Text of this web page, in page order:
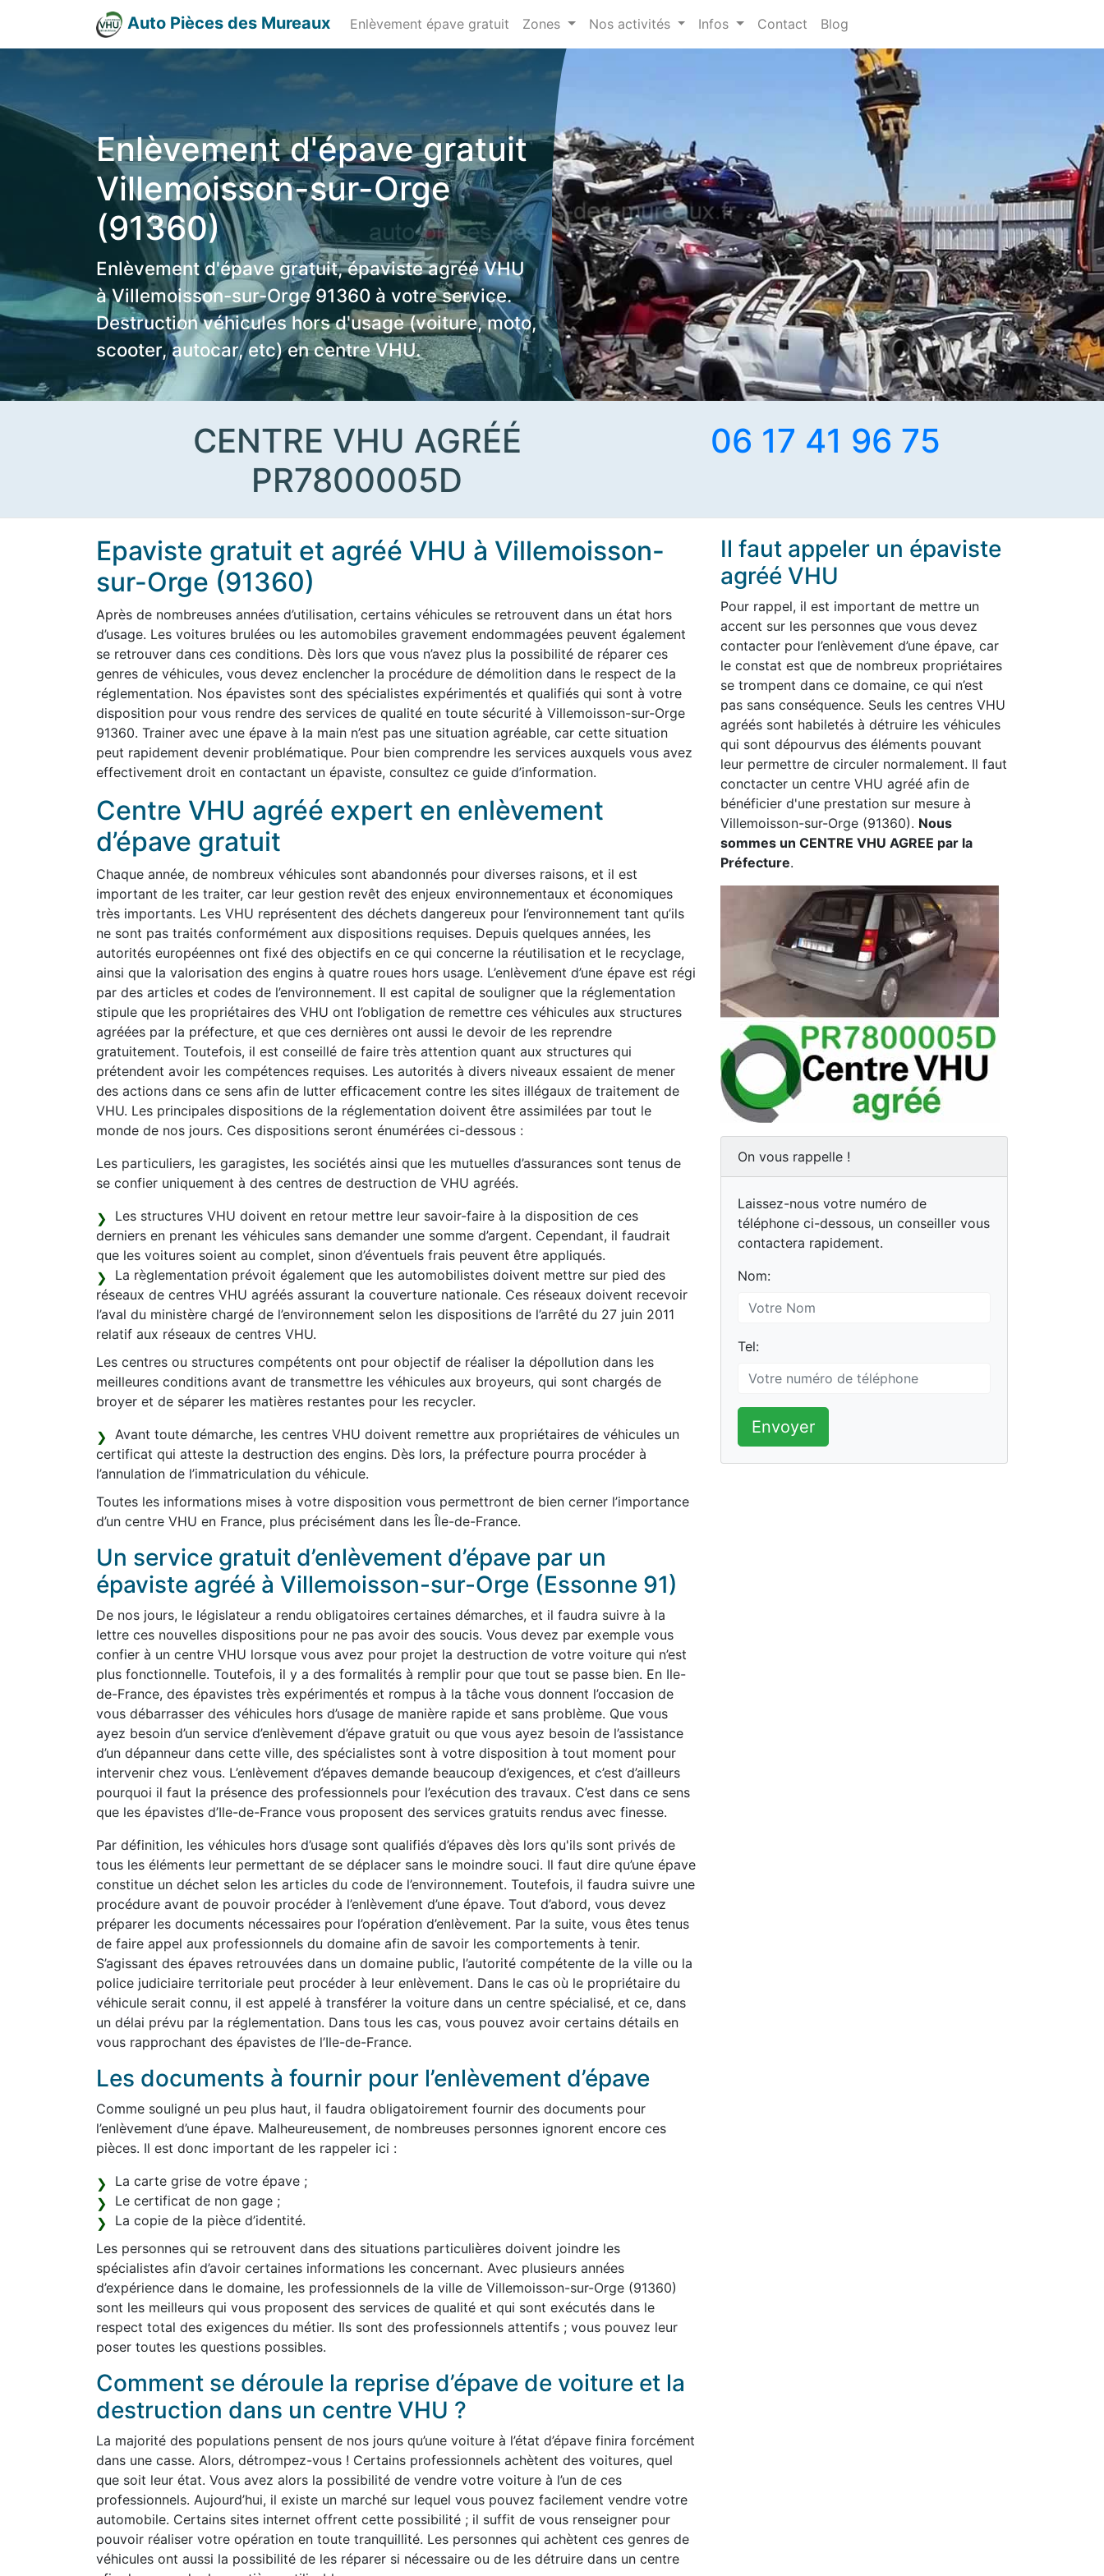
Auto Pièces des Mureaux Enlèvement épave gratuit Zones Nos activités Infos Contact Blog
Enlèvement d'épave gratuit
Villemoisson-sur-Orge
(91360)
Enlèvement d'épave gratuit, épaviste agréé VHU
à Villemoisson-sur-Orge 91360 à votre service.
Destruction véhicules hors d'usage (voiture, moto,
scooter, autocar, etc) en centre VHU.
CENTRE VHU AGRÉÉ
PR7800005D
06 17 41 96 75
Epaviste gratuit et agréé VHU à Villemoisson-
sur-Orge (91360)
Après de nombreuses années d’utilisation, certains véhicules se retrouvent dans un état hors
d’usage. Les voitures brulées ou les automobiles gravement endommagées peuvent également
se retrouver dans ces conditions. Dès lors que vous n’avez plus la possibilité de réparer ces
genres de véhicules, vous devez enclencher la procédure de démolition dans le respect de la
réglementation. Nos épavistes sont des spécialistes expérimentés et qualifiés qui sont à votre
disposition pour vous rendre des services de qualité en toute sécurité à Villemoisson-sur-Orge
91360. Trainer avec une épave à la main n’est pas une situation agréable, car cette situation
peut rapidement devenir problématique. Pour bien comprendre les services auxquels vous avez
effectivement droit en contactant un épaviste, consultez ce guide d’information.
Centre VHU agréé expert en enlèvement
d’épave gratuit
Chaque année, de nombreux véhicules sont abandonnés pour diverses raisons, et il est
important de les traiter, car leur gestion revêt des enjeux environnementaux et économiques
très importants. Les VHU représentent des déchets dangereux pour l’environnement tant qu’ils
ne sont pas traités conformément aux dispositions requises. Depuis quelques années, les
autorités européennes ont fixé des objectifs en ce qui concerne la réutilisation et le recyclage,
ainsi que la valorisation des engins à quatre roues hors usage. L’enlèvement d’une épave est régi
par des articles et codes de l’environnement. Il est capital de souligner que la réglementation
stipule que les propriétaires des VHU ont l’obligation de remettre ces véhicules aux structures
agréées par la préfecture, et que ces dernières ont aussi le devoir de les reprendre
gratuitement. Toutefois, il est conseillé de faire très attention quant aux structures qui
prétendent avoir les compétences requises. Les autorités à divers niveaux essaient de mener
des actions dans ce sens afin de lutter efficacement contre les sites illégaux de traitement de
VHU. Les principales dispositions de la réglementation doivent être assimilées par tout le
monde de nos jours. Ces dispositions seront énumérées ci-dessous :
Les particuliers, les garagistes, les sociétés ainsi que les mutuelles d’assurances sont tenus de
se confier uniquement à des centres de destruction de VHU agréés.
Les structures VHU doivent en retour mettre leur savoir-faire à la disposition de ces
derniers en prenant les véhicules sans demander une somme d’argent. Cependant, il faudrait
que les voitures soient au complet, sinon d’éventuels frais peuvent être appliqués.
La règlementation prévoit également que les automobilistes doivent mettre sur pied des
réseaux de centres VHU agréés assurant la couverture nationale. Ces réseaux doivent recevoir
l’aval du ministère chargé de l’environnement selon les dispositions de l’arrêté du 27 juin 2011
relatif aux réseaux de centres VHU.
Les centres ou structures compétents ont pour objectif de réaliser la dépollution dans les
meilleures conditions avant de transmettre les véhicules aux broyeurs, qui sont chargés de
broyer et de séparer les matières restantes pour les recycler.
Avant toute démarche, les centres VHU doivent remettre aux propriétaires de véhicules un
certificat qui atteste la destruction des engins. Dès lors, la préfecture pourra procéder à
l’annulation de l’immatriculation du véhicule.
Toutes les informations mises à votre disposition vous permettront de bien cerner l’importance
d’un centre VHU en France, plus précisément dans les Île-de-France.
Un service gratuit d’enlèvement d’épave par un
épaviste agréé à Villemoisson-sur-Orge (Essonne 91)
De nos jours, le législateur a rendu obligatoires certaines démarches, et il faudra suivre à la
lettre ces nouvelles dispositions pour ne pas avoir des soucis. Vous devez par exemple vous
confier à un centre VHU lorsque vous avez pour projet la destruction de votre voiture qui n’est
plus fonctionnelle. Toutefois, il y a des formalités à remplir pour que tout se passe bien. En Ile-
de-France, des épavistes très expérimentés et rompus à la tâche vous donnent l’occasion de
vous débarrasser des véhicules hors d’usage de manière rapide et sans problème. Que vous
ayez besoin d’un service d’enlèvement d’épave gratuit ou que vous ayez besoin de l’assistance
d’un dépanneur dans cette ville, des spécialistes sont à votre disposition à tout moment pour
intervenir chez vous. L’enlèvement d’épaves demande beaucoup d’exigences, et c’est d’ailleurs
pourquoi il faut la présence des professionnels pour l’exécution des travaux. C’est dans ce sens
que les épavistes d’Ile-de-France vous proposent des services gratuits rendus avec finesse.
Par définition, les véhicules hors d’usage sont qualifiés d’épaves dès lors qu'ils sont privés de
tous les éléments leur permettant de se déplacer sans le moindre souci. Il faut dire qu’une épave
constitue un déchet selon les articles du code de l’environnement. Toutefois, il faudra suivre une
procédure avant de pouvoir procéder à l’enlèvement d’une épave. Tout d’abord, vous devez
préparer les documents nécessaires pour l’opération d’enlèvement. Par la suite, vous êtes tenus
de faire appel aux professionnels du domaine afin de savoir les comportements à tenir.
S’agissant des épaves retrouvées dans un domaine public, l’autorité compétente de la ville ou la
police judiciaire territoriale peut procéder à leur enlèvement. Dans le cas où le propriétaire du
véhicule serait connu, il est appelé à transférer la voiture dans un centre spécialisé, et ce, dans
un délai prévu par la réglementation. Dans tous les cas, vous pouvez avoir certains détails en
vous rapprochant des épavistes de l’Ile-de-France.
Les documents à fournir pour l’enlèvement d’épave
Comme souligné un peu plus haut, il faudra obligatoirement fournir des documents pour
l’enlèvement d’une épave. Malheureusement, de nombreuses personnes ignorent encore ces
pièces. Il est donc important de les rappeler ici :
La carte grise de votre épave ;
Le certificat de non gage ;
La copie de la pièce d’identité.
Les personnes qui se retrouvent dans des situations particulières doivent joindre les
spécialistes afin d’avoir certaines informations les concernant. Avec plusieurs années
d’expérience dans le domaine, les professionnels de la ville de Villemoisson-sur-Orge (91360)
sont les meilleurs qui vous proposent des services de qualité et qui sont exécutés dans le
respect total des exigences du métier. Ils sont des professionnels attentifs ; vous pouvez leur
poser toutes les questions possibles.
Comment se déroule la reprise d’épave de voiture et la
destruction dans un centre VHU ?
La majorité des populations pensent de nos jours qu’une voiture à l’état d’épave finira forcément
dans une casse. Alors, détrompez-vous ! Certains professionnels achètent des voitures, quel
que soit leur état. Vous avez alors la possibilité de vendre votre voiture à l’un de ces
professionnels. Aujourd’hui, il existe un marché sur lequel vous pouvez facilement vendre votre
automobile. Certains sites internet offrent cette possibilité ; il suffit de vous renseigner pour
pouvoir réaliser votre opération en toute tranquillité. Les personnes qui achètent ces genres de
véhicules ont aussi la possibilité de les réparer si nécessaire ou de les détruire dans un centre
Il faut appeler un épaviste
agréé VHU
Pour rappel, il est important de mettre un
accent sur les personnes que vous devez
contacter pour l’enlèvement d’une épave, car
le constat est que de nombreux propriétaires
se trompent dans ce domaine, ce qui n’est
pas sans conséquence. Seuls les centres VHU
agréés sont habiletés à détruire les véhicules
qui sont dépourvus des éléments pouvant
leur permettre de circuler normalement. Il faut
conctacter un centre VHU agréé afin de
bénéficier d'une prestation sur mesure à
Villemoisson-sur-Orge (91360). Nous
sommes un CENTRE VHU AGREE par la
Préfecture.
On vous rappelle !
Laissez-nous votre numéro de
téléphone ci-dessous, un conseiller vous
contactera rapidement.
Nom:
Tel:
Envoyer